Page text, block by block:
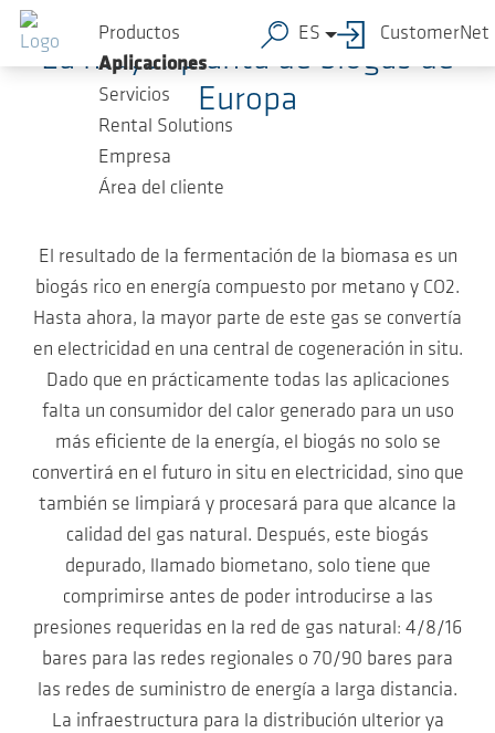
Saltar al contenido principal
Productos
Aplicaciones
Servicios
Rental Solutions
Empresa
Área del cliente
ES CustomerNet
La mayor planta de biogás de
Europa
El resultado de la fermentación de la biomasa es un
biogás rico en energía compuesto por metano y CO2.
Hasta ahora, la mayor parte de este gas se convertía
en electricidad en una central de cogeneración in situ.
Dado que en prácticamente todas las aplicaciones
falta un consumidor del calor generado para un uso
más eficiente de la energía, el biogás no solo se
convertirá en el futuro in situ en electricidad, sino que
también se limpiará y procesará para que alcance la
calidad del gas natural. Después, este biogás
depurado, llamado biometano, solo tiene que
comprimirse antes de poder introducirse a las
presiones requeridas en la red de gas natural: 4/8/16
bares para las redes regionales o 70/90 bares para
las redes de suministro de energía a larga distancia.
La infraestructura para la distribución ulterior ya